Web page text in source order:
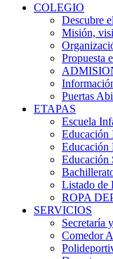
COLEGIO
Descubre
Misión,
Propuesta
Puertas
ETAPAS
Escuela
Educación
Educación
Educación
Listado de
ROPA
SERVICIOS
Secretaría
Comedor